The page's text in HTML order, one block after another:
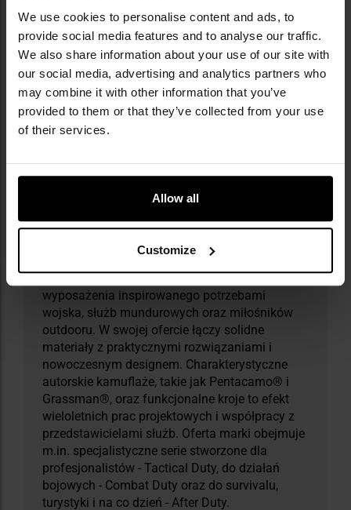
We use cookies to personalise content and ads, to
provide social media features and to analyse our traffic.
We also share information about your use of our site with
our social media, advertising and analytics partners who
may combine it with other information that you’ve
provided to them or that they’ve collected from your use
of their services.
Allow all
Customize
Informacja o producencie i bezpieczeństwo
marki Pentagon w Polsce.
Pentagon Tactical to marka z ponad 30-letnim
doświadczeniem w tworzeniu odzieży i
wyposażenia inspirowanego potrzebami
wojska, służb mundurowych oraz miłośników
outdooru. W swojej ofercie łączy solidne
materiały z praktycznymi rozwiązaniami i
nowoczesnym designem. Charakterystyczne
autorskie kamuflaże, takie jak Pentacamo® i
Grassman®, oraz funkcjonalne kroje to efekt
wieloletnich prac projektowych i współpracy z
przedstawicielami służb. Oferta marki obejmuje
m.in. specjalistyczne serie stworzone dla
profesjonalistów - Tactical Duty, do działań
bojowych - Combat Duty oraz do survivalu,
turystyki i na co dzień - After Duty.